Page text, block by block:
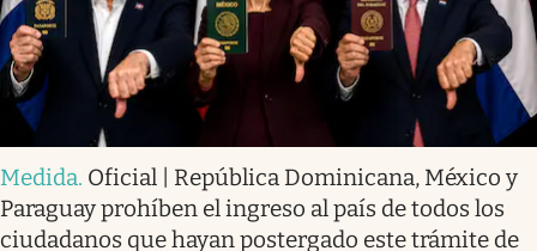
Medida. Oficial | República Dominicana, México y
Paraguay prohíben el ingreso al país de todos los
ciudadanos que hayan postergado este trámite de